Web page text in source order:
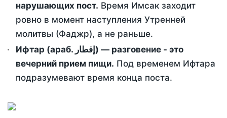
нарушающих пост. Время Имсак заходит
ровно в момент наступления Утренней
молитвы (Фаджр), а не раньше.
Ифтар (араб. إفطار) — разговение - это
вечерний прием пищи. Под временем Ифтара
подразумевают время конца поста.